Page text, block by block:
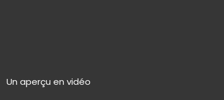
Un aperçu en vidéo